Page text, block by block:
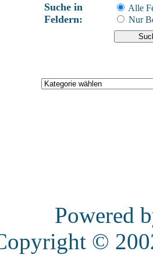
Suche in
Feldern:
Alle
Nur
Powered
©